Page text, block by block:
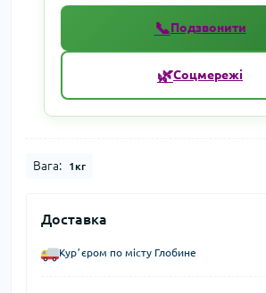
📞Подзвонити
🌿Соцмережі
Вага: 1кг
Доставка
Курʼєром по місту Глобине